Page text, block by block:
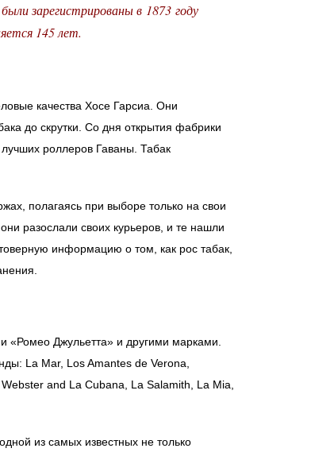
зарегистрированы в 1873 году
145 лет.
качества Хосе Гарсиа. Они
до скрутки. Со дня открытия фабрики
роллеров Гаваны. Табак
полагаясь при выборе только на свои
разослали своих курьеров, и те нашли
информацию о том, как рос табак,
«Ромео Джульетта» и другими марками.
La Mar, Los Amantes de Verona,
and La Cubana, La Salamith, La Mia,
из самых известных не только